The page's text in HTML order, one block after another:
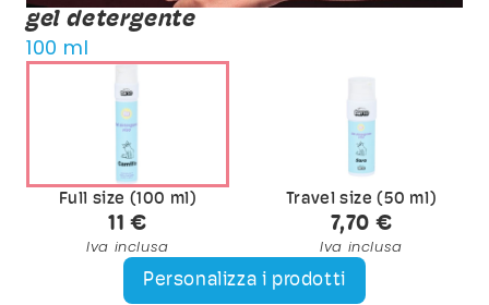
gel detergente
100 ml
Full size (100 ml)
11 €
Iva inclusa
Travel size (50 ml)
7,70 €
Iva inclusa
Personalizza i prodotti